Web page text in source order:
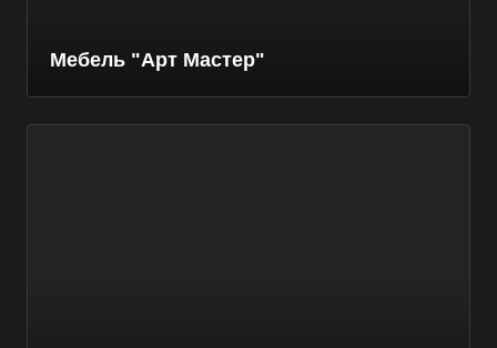
Мебель "Арт Мастер"